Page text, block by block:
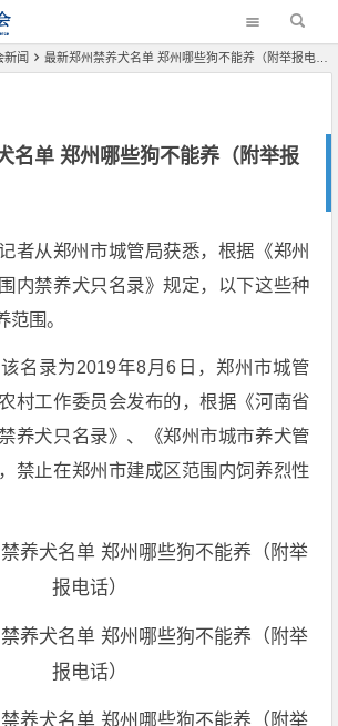
新闻 最新郑州禁养犬名单 郑州哪些狗不能养（附举报电话）
名单 郑州哪些狗不能养（附举报
从郑州市城管局获悉，根据《郑州
内禁养犬只名录》规定，以下这些种
范围。
录为2019年8月6日，郑州市城管
村工作委员会发布的，根据《河南省
养犬只名录》、《郑州市城市养犬管
禁止在郑州市建成区范围内饲养烈性